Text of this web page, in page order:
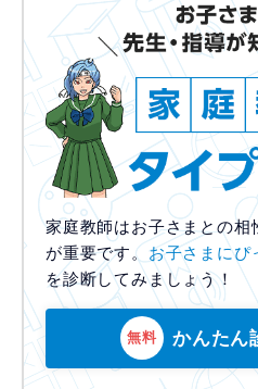
家庭教師はお子さまとの相
が重要です。 お子さまにぴ
を診断してみましょう！
無料 かんたん